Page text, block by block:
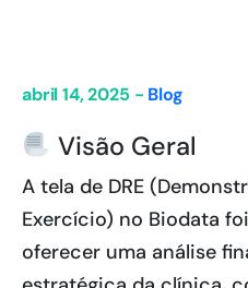
abril 14, 2025 - Blog
Visão Geral
A tela de DRE
Exercício) no Biodata
oferecer uma análise